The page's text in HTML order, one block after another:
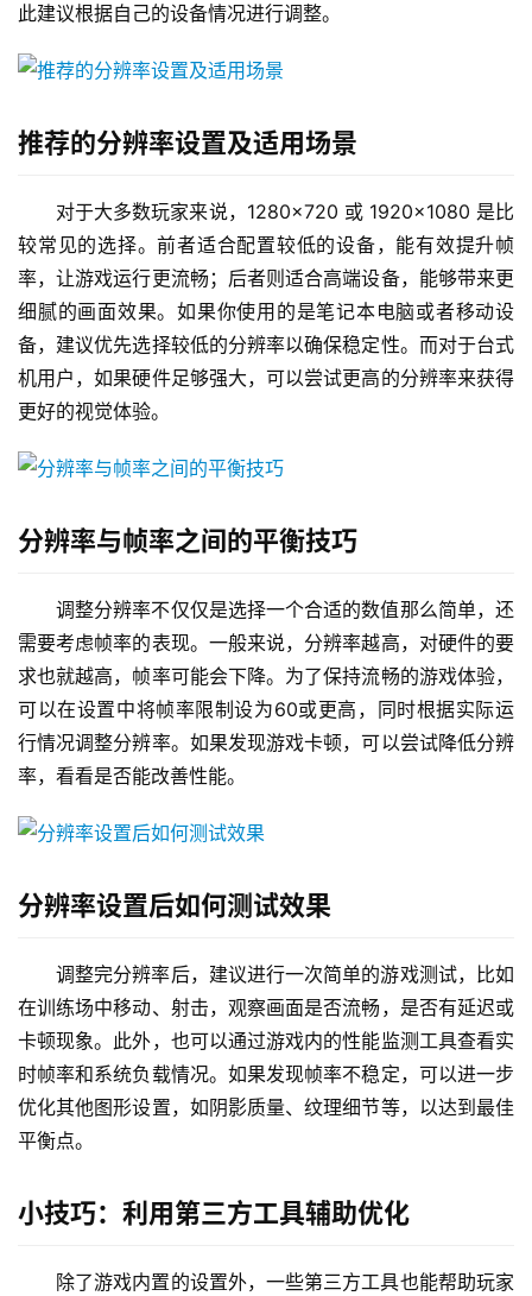
此建议根据自己的设备情况进行调整。
推荐的分辨率设置及适用场景
对于大多数玩家来说，1280×720 或 1920×1080 是比
较常见的选择。前者适合配置较低的设备，能有效提升帧
率，让游戏运行更流畅；后者则适合高端设备，能够带来更
细腻的画面效果。如果你使用的是笔记本电脑或者移动设
备，建议优先选择较低的分辨率以确保稳定性。而对于台式
机用户，如果硬件足够强大，可以尝试更高的分辨率来获得
更好的视觉体验。
分辨率与帧率之间的平衡技巧
调整分辨率不仅仅是选择一个合适的数值那么简单，还
需要考虑帧率的表现。一般来说，分辨率越高，对硬件的要
求也就越高，帧率可能会下降。为了保持流畅的游戏体验，
可以在设置中将帧率限制设为60或更高，同时根据实际运
行情况调整分辨率。如果发现游戏卡顿，可以尝试降低分辨
率，看看是否能改善性能。
分辨率设置后如何测试效果
调整完分辨率后，建议进行一次简单的游戏测试，比如
在训练场中移动、射击，观察画面是否流畅，是否有延迟或
卡顿现象。此外，也可以通过游戏内的性能监测工具查看实
时帧率和系统负载情况。如果发现帧率不稳定，可以进一步
优化其他图形设置，如阴影质量、纹理细节等，以达到最佳
平衡点。
小技巧：利用第三方工具辅助优化
除了游戏内置的设置外，一些第三方工具也能帮助玩家